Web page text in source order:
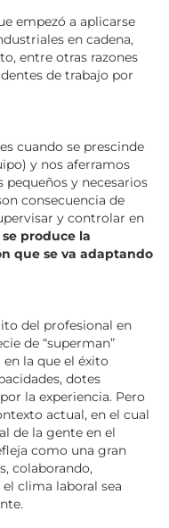
empezó a aplicarse
en cadena,
entre otras razones
de trabajo por
cuando se prescinde
y nos aferramos
y necesarios
consecuencia de
y controlar en
produce la
que se va adaptando
del profesional en
de “superman”
la que el éxito
dotes
la experiencia. Pero
actual, en el cual
de la gente en el
como una gran
colaborando,
clima laboral sea